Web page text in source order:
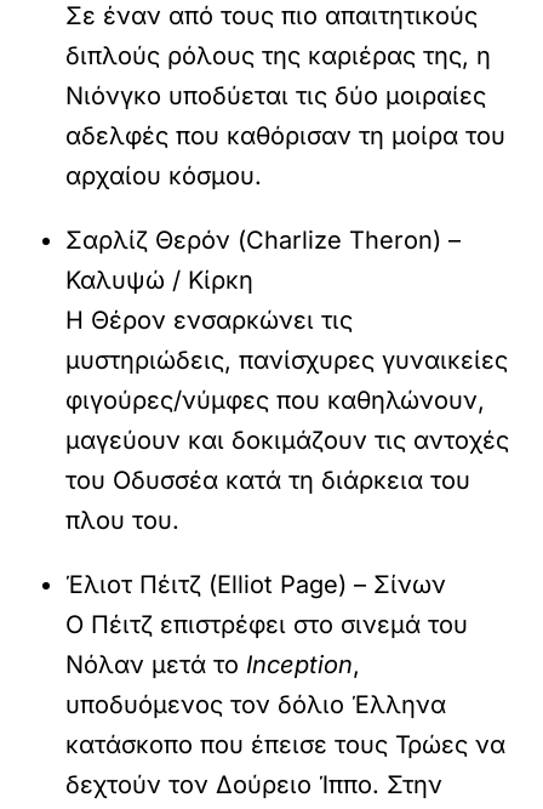
Σε έναν από τους πιο απαιτητικούς
διπλούς ρόλους της καριέρας της, η
Νιόνγκο υποδύεται τις δύο μοιραίες
αδελφές που καθόρισαν τη μοίρα του
αρχαίου κόσμου.
Σαρλίζ Θερόν (Charlize Theron) –
Καλυψώ / Κίρκη
Η Θέρον ενσαρκώνει τις
μυστηριώδεις, πανίσχυρες γυναικείες
φιγούρες/νύμφες που καθηλώνουν,
μαγεύουν και δοκιμάζουν τις αντοχές
του Οδυσσέα κατά τη διάρκεια του
πλου του.
Έλιοτ Πέιτζ (Elliot Page) – Σίνων
Ο Πέιτζ επιστρέφει στο σινεμά του
Νόλαν μετά το Inception,
υποδυόμενος τον δόλιο Έλληνα
κατάσκοπο που έπεισε τους Τρώες να
δεχτούν τον Δούρειο Ίππο. Στην